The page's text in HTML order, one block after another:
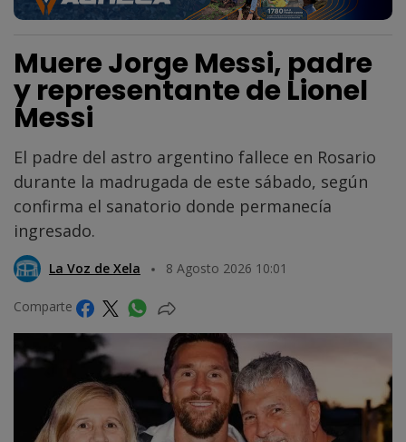
Muere Jorge Messi, padre
y representante de Lionel
Messi
El padre del astro argentino fallece en Rosario
durante la madrugada de este sábado, según
confirma el sanatorio donde permanecía
ingresado.
La Voz de Xela 8 Agosto 2026 10:01
Comparte